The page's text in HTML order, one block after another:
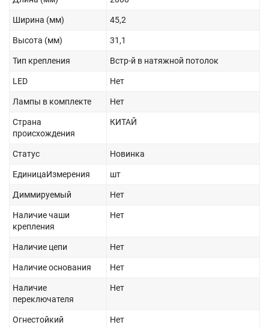
Ширина (мм) 45,2
Высота (мм) 31,1
Тип крепления Встр-й в натяжной потолок
LED Нет
Лампы в комплекте Нет
Страна
происхождения
КИТАЙ
Статус Новинка
ЕдиницаИзмерения шт
Диммируемый Нет
Наличие чаши
крепления
Нет
Наличие цепи Нет
Наличие основания Нет
Наличие
переключателя
Нет
Огнестойкий Нет